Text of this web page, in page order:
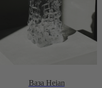
Ваза Heian